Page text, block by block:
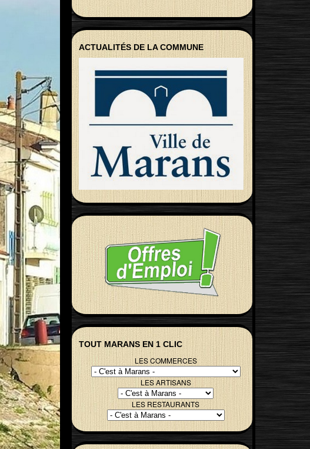
ACTUALITÉS DE LA COMMUNE
TOUT MARANS EN 1 CLIC
LES COMMERCES
LES ARTISANS
LES RESTAURANTS